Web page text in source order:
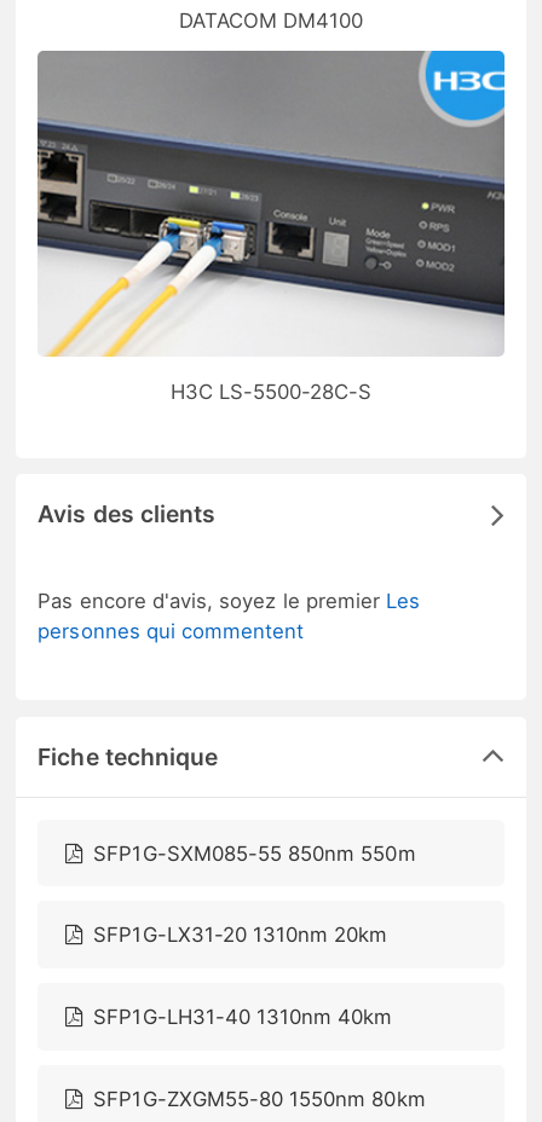
DATACOM DM4100
H3C LS-5500-28C-S
Avis des clients
Pas encore d'avis, soyez le premier Les
personnes qui commentent
Fiche technique
SFP1G-SXM085-55 850nm 550m
SFP1G-LX31-20 1310nm 20km
SFP1G-LH31-40 1310nm 40km
SFP1G-ZXGM55-80 1550nm 80km